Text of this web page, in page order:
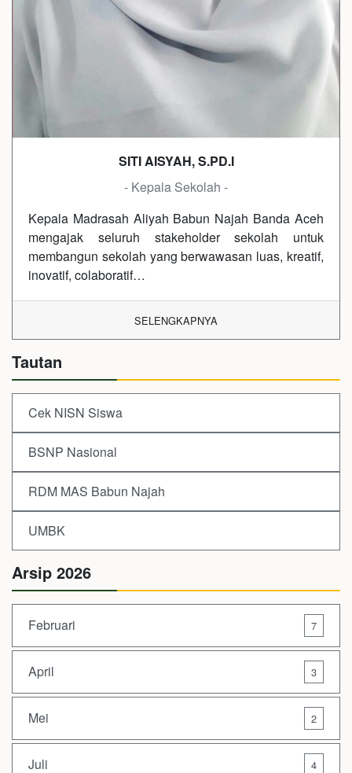
SITI AISYAH, S.PD.I
- Kepala Sekolah -
Kepala Madrasah Aliyah Babun Najah Banda Aceh
mengajak seluruh stakeholder sekolah untuk
membangun sekolah yang berwawasan luas, kreatif,
inovatif, colaboratif…
SELENGKAPNYA
Tautan
Cek NISN Siswa
BSNP Nasional
RDM MAS Babun Najah
UMBK
Arsip 2026
Februari 7
April 3
Mei 2
Juli 4